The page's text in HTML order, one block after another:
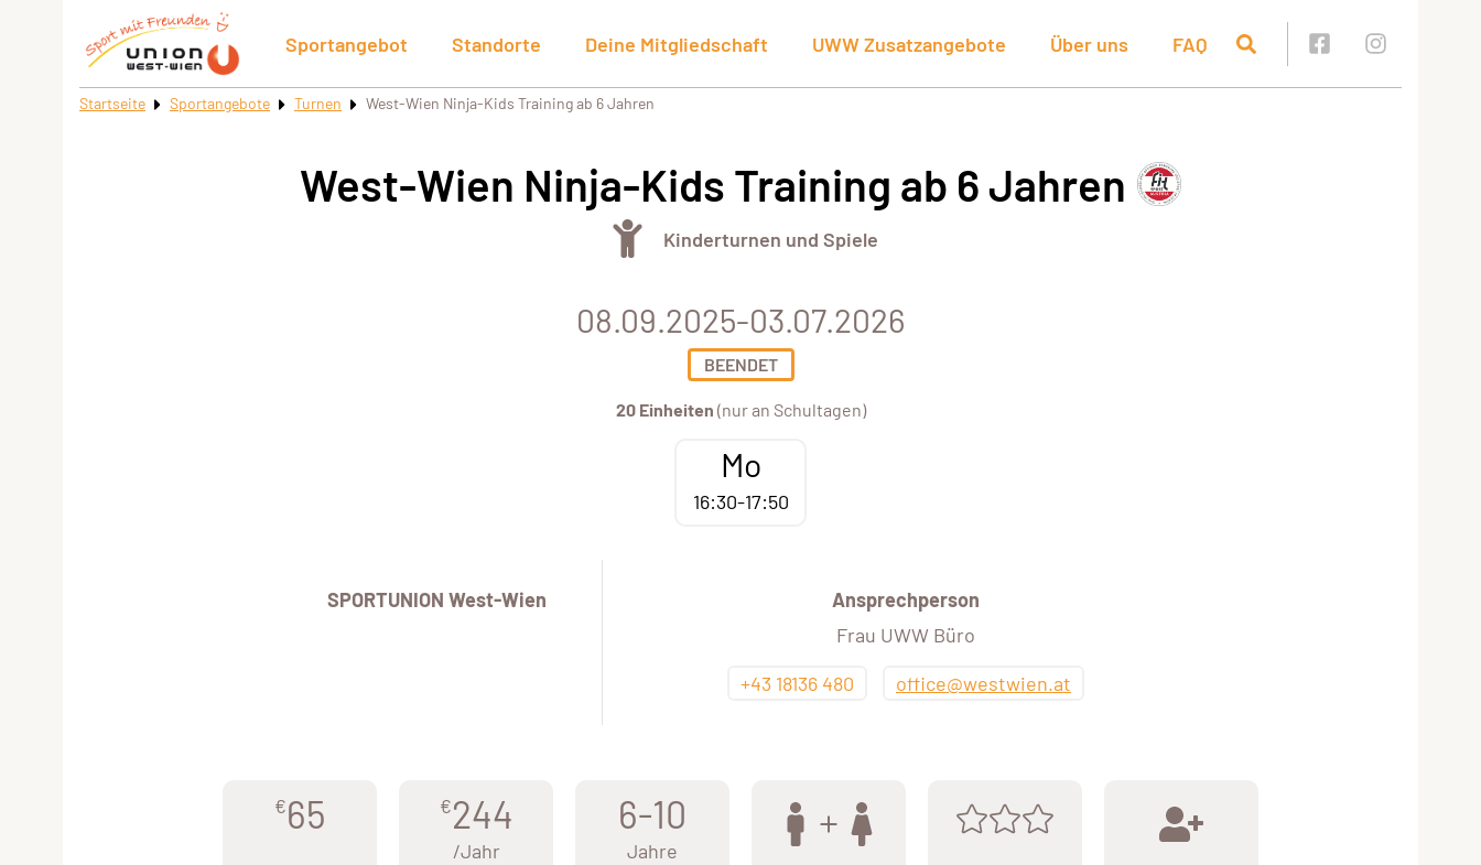
Sportangebot Standorte Deine Mitgliedschaft UWW Zusatzangebote Über uns FAQ
Startseite Sportangebote Turnen West-Wien Ninja-Kids Training ab 6 Jahren
West-Wien Ninja-Kids Training ab 6 Jahren
Kinderturnen und Spiele
08.09.2025-03.07.2026
BEENDET
20 Einheiten (nur an Schultagen)
Mo
16:30-17:50
SPORTUNION West-Wien
Ansprechperson
Frau UWW Büro
+43 18136 480
office@westwien.at
€65 €244
/Jahr
6-10
Jahre